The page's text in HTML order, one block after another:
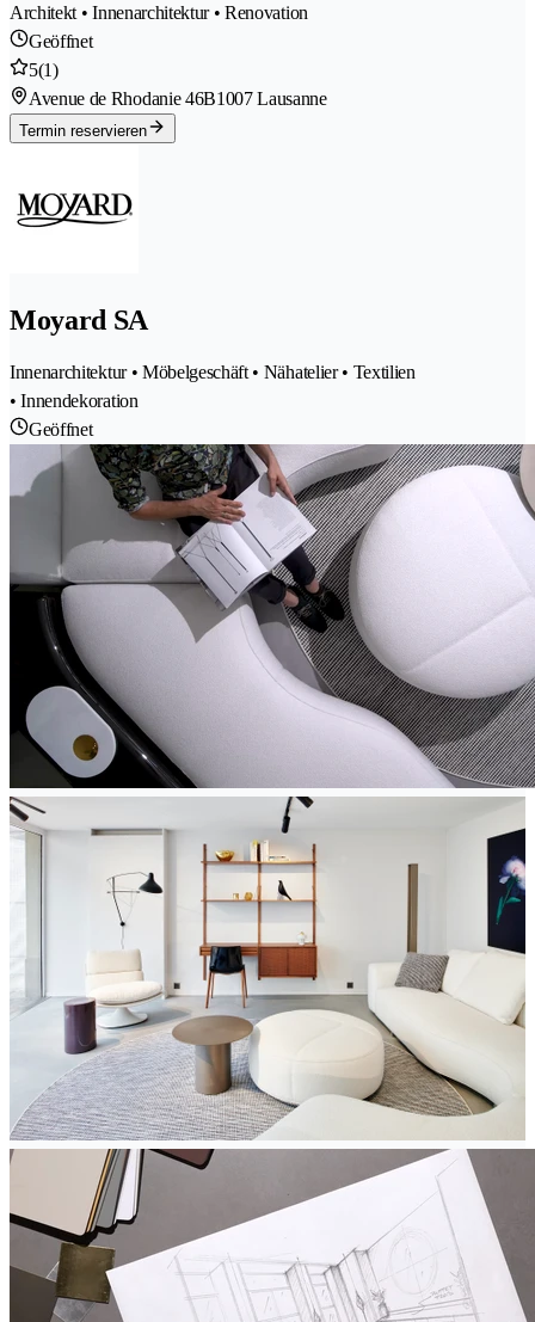
Architekt • Innenarchitektur • Renovation
Geöffnet
5(1)
Avenue de Rhodanie 46B1007 Lausanne
Termin reservieren
Moyard SA
Innenarchitektur • Möbelgeschäft • Nähatelier • Textilien
• Innendekoration
Geöffnet